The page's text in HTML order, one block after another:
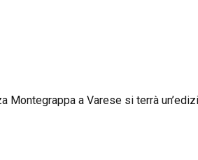
Montegrappa a Varese si terrà